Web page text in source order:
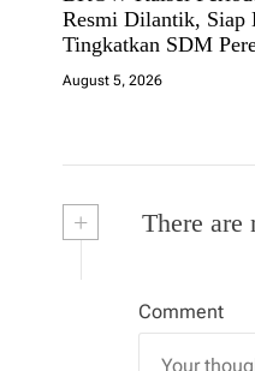
Resmi Dilantik, Siap
Tingkatkan SDM
Dukung
August 5, 2026
+ There are
Comment